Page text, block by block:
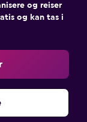
og reiser
og kan tas i